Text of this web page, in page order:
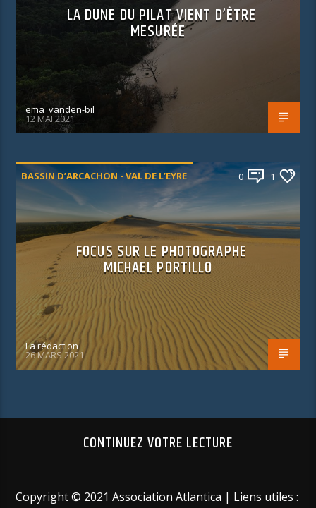
LA DUNE DU PILAT VIENT D’ÊTRE
MESURÉE
ema_vanden-bil
12 MAI 2021
BASSIN D’ARCACHON - VAL DE L’EYRE 0 1
FOCUS SUR LE PHOTOGRAPHE
MICHAEL PORTILLO
La rédaction
26 MARS 2021
CONTINUEZ VOTRE LECTURE
Copyright © 2021 Association Atlantica | Liens utiles :